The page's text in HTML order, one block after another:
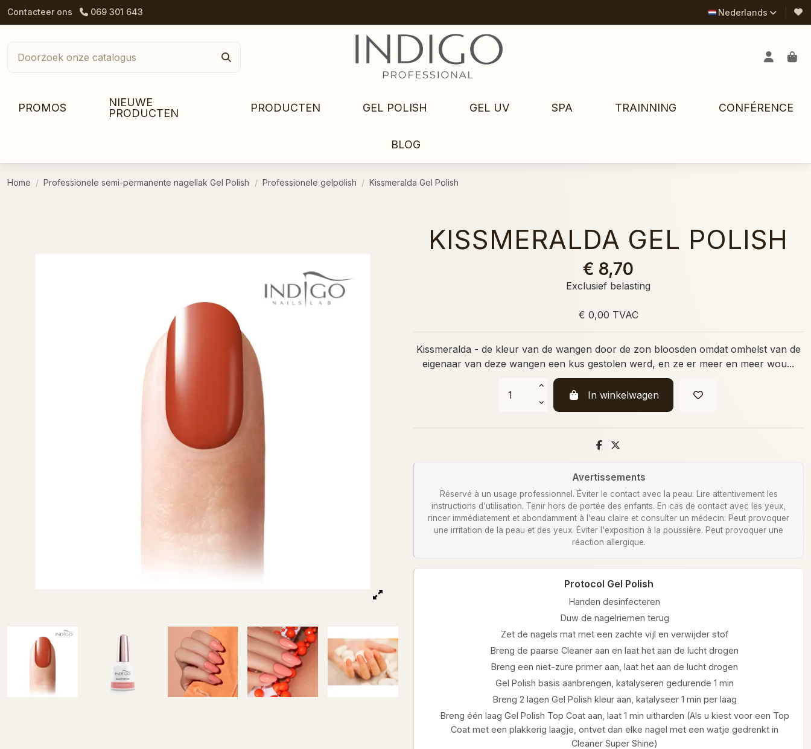
Contacteer ons 069 301 643 Nederlands
PROMOS
NIEUWE
PRODUCTEN
PRODUCTEN GEL POLISH GEL UV SPA TRAINNING CONFÉRENCE
BLOG
Home Professionele semi-permanente nagellak Gel Polish Professionele gelpolish Kissmeralda Gel Polish
KISSMERALDA GEL POLISH
€ 8,70
Exclusief belasting
€ 0,00 TVAC
Kissmeralda - de kleur van de wangen door de zon bloosden omdat omhelst van de
eigenaar van deze wangen een kus gestolen werd, en ze er meer en meer wou...
In winkelwagen
Avertissements
Réservé à un usage professionnel. Éviter le contact avec la peau. Lire attentivement les
instructions d'utilisation. Tenir hors de portée des enfants. En cas de contact avec les yeux,
rincer immédiatement et abondamment à l'eau claire et consulter un médecin. Peut provoquer
une irritation de la peau et des yeux. Éviter l'exposition à la poussière. Peut provoquer une
réaction allergique.
Protocol Gel Polish
Handen desinfecteren
Duw de nagelriemen terug
Zet de nagels mat met een zachte vijl en verwijder stof
Breng de paarse Cleaner aan en laat het aan de lucht drogen
Breng een niet-zure primer aan, laat het aan de lucht drogen
Gel Polish basis aanbrengen, katalyseren gedurende 1 min
Breng 2 lagen Gel Polish kleur aan, katalyseer 1 min per laag
Breng één laag Gel Polish Top Coat aan, laat 1 min uitharden (Als u kiest voor een Top
Coat met een plakkerig laagje, ontvet dan elke nagel met een watje gedrenkt in
Cleaner Super Shine)